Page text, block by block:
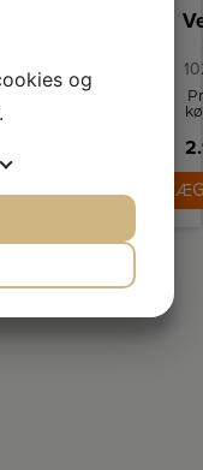
og
.